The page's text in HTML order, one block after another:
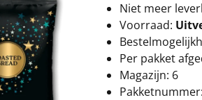
Niet meer
Voorraad:
Per pakket
Magazijn: 6